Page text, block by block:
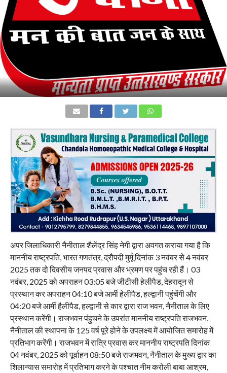
अपर जिलाधिकारी नैनीताल शैलेंद्र सिंह नेगी द्वारा अवगत कराया गया है कि
माननीय राष्ट्रपति, भारत गणतंत्र, द्रौपदी मुर्मू दिनांक 3 नवंबर से 4 नवंबर
2025 तक दो दिवसीय जनपद प्रवास और भ्रमण पर पहुंच रही हैं। 03
नवंबर, 2025 को अपराहन 03:05 बजे जीटीसी हेलीपैड, देहरादून से
प्रस्थान कर अपराहन 04:10 बजे आर्मी हेलीपैड, हल्द्वानी पहुंचेंगी और
04:20 बजे आर्मी हैलीपैड, हल्द्वानी से कार द्वारा राज भवन, नैनीताल के लिए
प्रस्थान करेंगी। राजभवन पंहुचने के उपरांत माननीय राष्ट्रपति राजभवन,
नैनीताल की स्थापना के 125 वर्ष पूरे होने के उपलक्ष्य में आयोजित समारोह में
प्रतिभाग करेंगी। राजभवन में रात्रि प्रवास कर माननीय राष्ट्रपति दिनांक
04 नवंबर, 2025 को पूर्वाहन 08:50 बजे राजभवन, नैनीताल के मुख्य द्वार का
शिलान्यास समारोह में प्रतिभाग करने के पश्चात नीम करोली बाबा आश्रम,